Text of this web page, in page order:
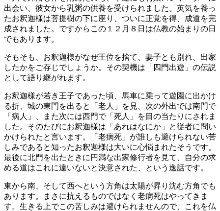
出会い、彼女から乳粥の供養を受けられました。英気を養っ
たお釈迦様は菩提樹の下に座り、ついに正覚を得、成道を完
成されました。ですからこの１２月８日は仏教の始まりの日
でもあります。
そもそも、お釈迦様がなぜ王位を捨て、妻子とも別れ、出家
したかをご存じでしょうか。その契機は「四門出遊」の伝説
として語り継がれます。
お釈迦様が若き王子であった頃、馬車に乗って遊園に出かけ
る折、城の東門を出ると「老人」を見、次の外出では南門で
「病人」、また次には西門で「死人」を目の当たりにされま
した。そのたびにお釈迦様は「あれはなにか」と従者に問い
かけられたと言います。「老病死」が誰しも避けられない苦
しみであると知ったお釈迦様は大いに心悩まれたそうです。
最後に北門を出たときに円満な出家修行者を見て、自分の求
める道はこれに違いないと決意された、という逸話です。
東から南、そして西へという方角は太陽が昇り沈む方角でも
あります。まさに抗えるものではなく老病死はやってきま
す。生きる上でこの苦しみは避けられませんので、これを仏